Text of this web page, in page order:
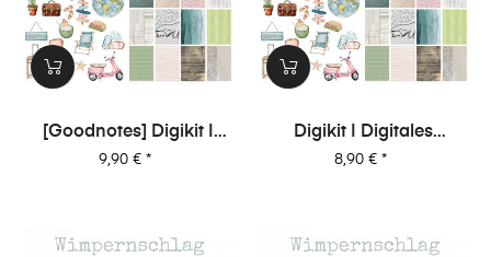
[Goodnotes] Digikit |
Digitales Journalingkit -
Preis
9,90 € *
Digikit | Digitales
Journalingkit -
Preis
8,90 € *